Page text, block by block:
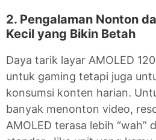
2. Pengalaman Nonton
Kecil yang Bikin Betah
Daya tarik layar AMOLED
untuk gaming tetapi juga
konsumsi konten harian.
banyak menonton video,
AMOLED terasa lebih “wah”